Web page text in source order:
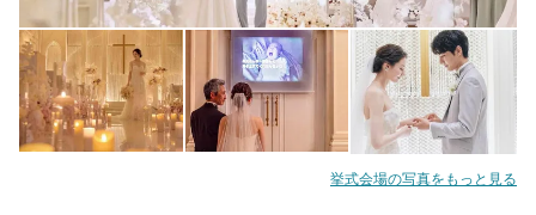
挙式会場の写真をもっと見る